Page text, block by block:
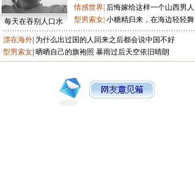
每天在吞别人口水
情感世界 后悔嫁给这样一个山西男人
型男索女 小糖精归来，在海边轻轻舞
漂在海外 为什么出过国的人回来之后都会说中国不好
型男索女 晒晒自己的旗袍照 暴雨过后天空依旧晴朗